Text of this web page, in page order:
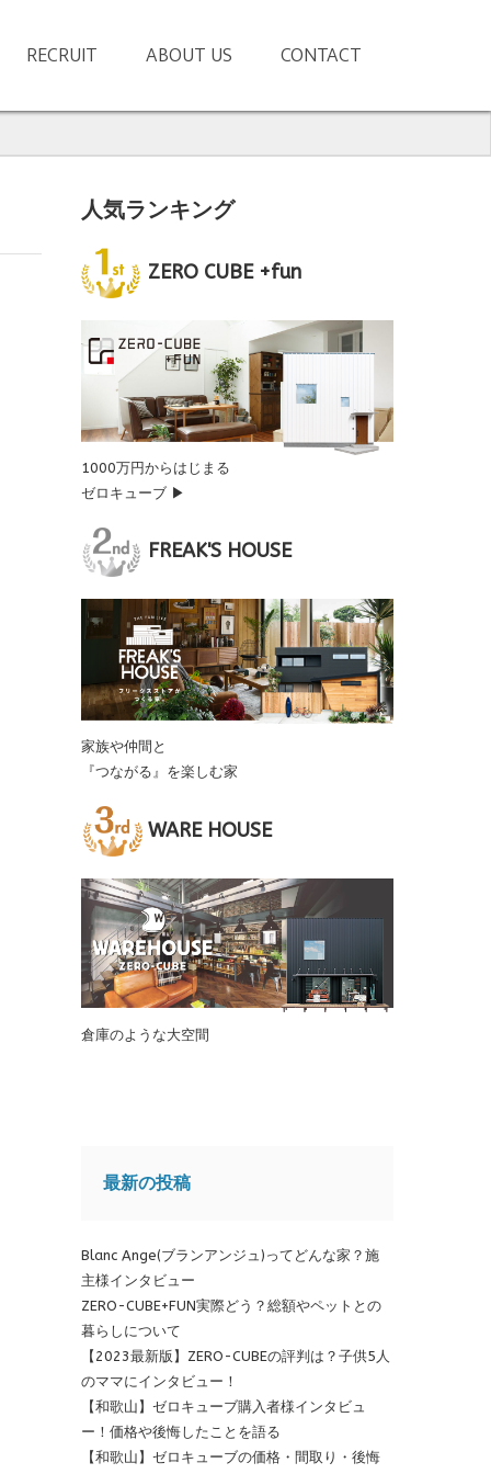
RECRUIT ABOUT US CONTACT
人気ランキング
ZERO CUBE +fun
1000万円からはじまる
ゼロキューブ ▶
FREAK'S HOUSE
家族や仲間と
『つながる』を楽しむ家
WARE HOUSE
倉庫のような大空間
最新の投稿
Blanc Ange(ブランアンジュ)ってどんな家？施
主様インタビュー
ZERO-CUBE+FUN実際どう？総額やペットとの
暮らしについて
【2023最新版】ZERO-CUBEの評判は？子供5人
のママにインタビュー！
【和歌山】ゼロキューブ購入者様インタビュ
ー！価格や後悔したことを語る
【和歌山】ゼロキューブの価格・間取り・後悔